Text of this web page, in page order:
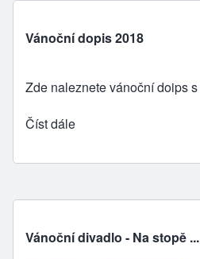
Vánoční dopis 2018
Zde naleznete vánoční doips s
Číst dále
Vánoční divadlo - Na stopě ...